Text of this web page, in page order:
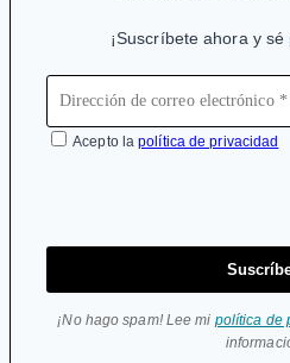
¡Suscríbete ahora y
Acepto lapolítica de privacidad
¡No hago spam! Lee mi política de